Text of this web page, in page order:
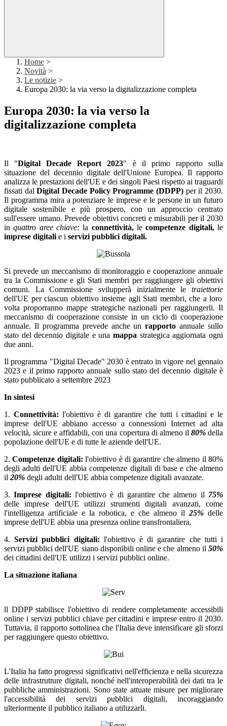
Home >
Novità >
Le notizie >
Europa 2030: la via verso la digitalizzazione completa
Europa 2030: la via verso la
digitalizzazione completa
Il "Digital Decade Report 2023" è il primo rapporto sulla
situazione del decennio digitale dell'Unione Europea. Il rapporto
analizza le prestazioni dell'UE e dei singoli Paesi rispetto ai traguardi
fissati dalDigital Decade Policy Programme (DDPP) per il 2030.
Il programma mira a potenziare le imprese e le persone in un futuro
digitale sostenibile e più prospero, con un approccio centrato
sull'essere umano. Prevede obiettivi concreti e misurabili per il 2030
inquattro aree chiave: la connettività,lecompetenze digitali,le
imprese digitali e i servizi pubblici digitali.
Si prevede un meccanismo di monitoraggio e cooperazione annuale
tra la Commissione e gli Stati membri per raggiungere gli obiettivi
comuni. La Commissione svilupperà inizialmente letraiettorie
dell'UE per ciascun obiettivo insieme agli Stati membri, che a loro
volta proporranno mappe strategiche nazionali per raggiungerli. Il
meccanismo di cooperazione consiste in un ciclo di cooperazione
annuale. Il programma prevede anche unrapporto annuale sullo
stato del decennio digitale e una mappa strategica aggiornata ogni
due anni.
Il programma "Digital Decade" 2030 è entrato in vigore nel gennaio
2023 e il primo rapporto annuale sullo stato del decennio digitale è
stato pubblicato a settembre 2023
In sintesi
1. Connettività: l'obiettivo è di garantire che tutti i cittadini e le
imprese dell'UE abbiano accesso a connessioni Internet ad alta
velocità, sicure e affidabili, con una copertura di almeno il 80%della
popolazione dell'UE e di tutte le aziende dell'UE.
2.Competenze digitali: l'obiettivo è di garantire che almeno il 80%
degli adulti dell'UE abbia competenze digitali di base e che almeno
il 20% degli adulti dell'UE abbia competenze digitali avanzate.
3.Imprese digitali: l'obiettivo è di garantire che almeno il 75%
delle imprese dell'UE utilizzi strumenti digitali avanzati, come
l'intelligenza artificiale e la robotica, e che almeno il 25% delle
imprese dell'UE abbia una presenza online transfrontaliera.
4.Servizi pubblici digitali: l'obiettivo è di garantire che tutti i
servizi pubblici dell'UE siano disponibili online e che almeno il 50%
dei cittadini dell'UE utilizzi i servizi pubblici online.
La situazione italiana
ll DDPP stabilisce l'obiettivo di rendere completamente accessibili
online i servizi pubblici chiave per cittadini e imprese entro il 2030.
Tuttavia, il rapporto sottolinea che l'Italia deve intensificare gli sforzi
per raggiungere questo obiettivo.
L'Italia ha fatto progressi significativi nell'efficienza e nella sicurezza
delle infrastrutture digitali, nonché nell'interoperabilità dei dati tra le
pubbliche amministrazioni. Sono state attuate misure per migliorare
l'accessibilità dei servizi pubblici digitali, incoraggiando
ulteriormente il pubblico italiano a utilizzarli.